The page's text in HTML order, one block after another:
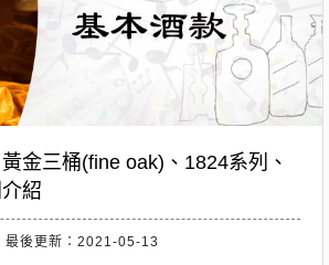
金三桶(fine oak)、1824系列、
紹
最後更新：2021-05-13